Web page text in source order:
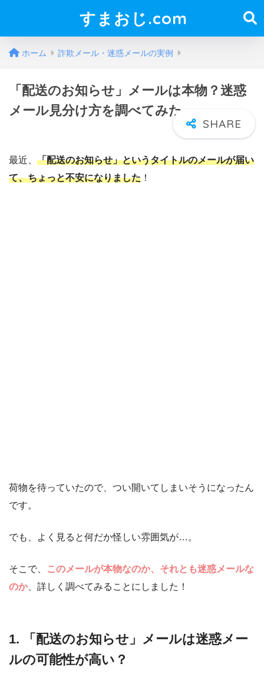
すまおじ.com
ホーム 詐欺メール・迷惑メールの実例
「配送のお知らせ」メールは本物？迷惑
メール見分け方を調べてみた
最近、 「配送のお知らせ」というタイトルのメールが届い
て、ちょっと不安になりました ！
荷物を待っていたので、つい開いてしまいそうになったん
です。
でも、よく見ると何だか怪しい雰囲気が…。
そこで、
このメールが本物なのか、それとも迷惑メールな
のか、詳しく調べてみることにしました！
1. 「配送のお知らせ」メールは迷惑メー
ルの可能性が高い？